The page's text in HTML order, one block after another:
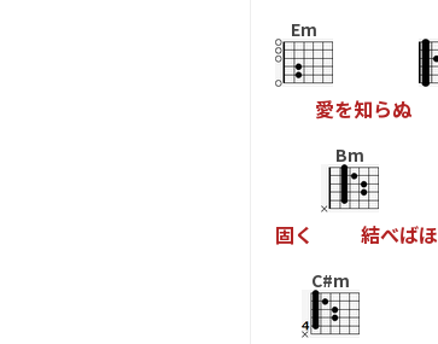
Em
愛を知らぬ
固く
Bm
結べばほ
C#m